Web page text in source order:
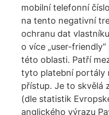
mobilní telefonní
na tento negativní
ochranu dat
o více „user-
této oblasti. Patří
tyto platební portály
přístup. Je to skvělá
(dle statistik
anglického výrazu